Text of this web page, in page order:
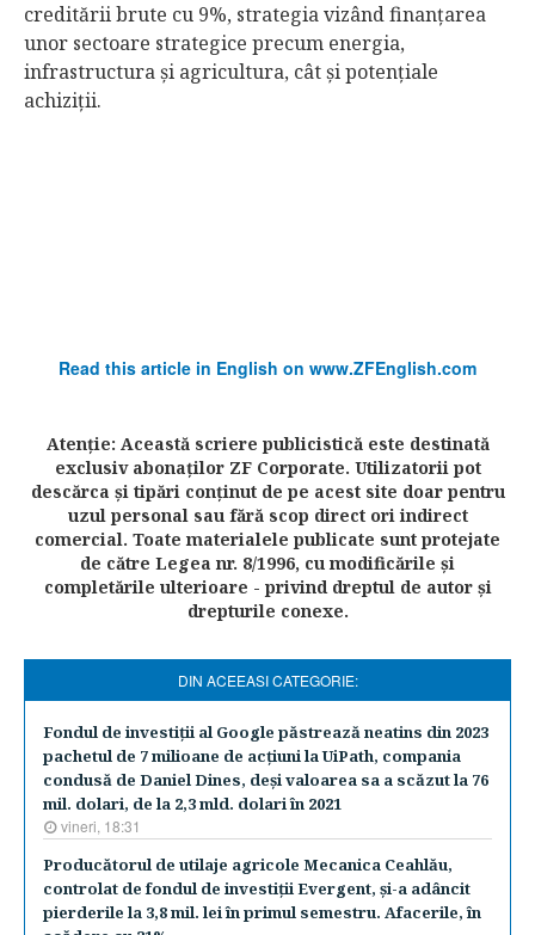
creditării brute cu 9%, strategia vizând finanţarea
unor sectoare strategice precum energia,
infrastructura şi agricultura, cât şi potenţiale
achiziţii.
Read this article in English on www.ZFEnglish.com
Atenţie: Această scriere publicistică este destinată
exclusiv abonaţilor ZF Corporate. Utilizatorii pot
descărca şi tipări conţinut de pe acest site doar pentru
uzul personal sau fără scop direct ori indirect
comercial. Toate materialele publicate sunt protejate
de către Legea nr. 8/1996, cu modificările şi
completările ulterioare - privind dreptul de autor şi
drepturile conexe.
DIN ACEEASI CATEGORIE:
Fondul de investiţii al Google păstrează neatins din 2023
pachetul de 7 milioane de acţiuni la UiPath, compania
condusă de Daniel Dines, deşi valoarea sa a scăzut la 76
mil. dolari, de la 2,3 mld. dolari în 2021
vineri, 18:31
Producătorul de utilaje agricole Mecanica Ceahlău,
controlat de fondul de investiţii Evergent, şi-a adâncit
pierderile la 3,8 mil. lei în primul semestru. Afacerile, în